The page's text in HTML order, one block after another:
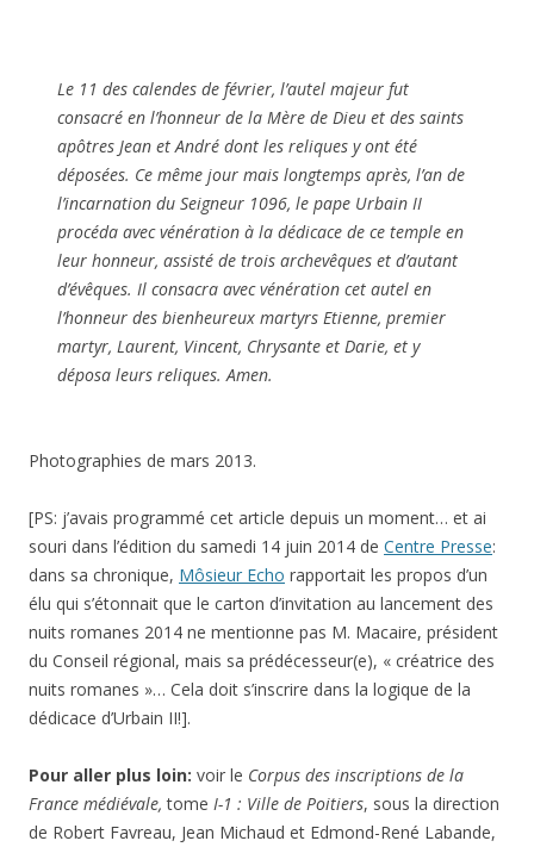
Le 11 des calendes de février, l’autel majeur fut
consacré en l’honneur de la Mère de Dieu et des saints
apôtres Jean et André dont les reliques y ont été
déposées. Ce même jour mais longtemps après, l’an de
l’incarnation du Seigneur 1096, le pape Urbain II
procéda avec vénération à la dédicace de ce temple en
leur honneur, assisté de trois archevêques et d’autant
d’évêques. Il consacra avec vénération cet autel en
l’honneur des bienheureux martyrs Etienne, premier
martyr, Laurent, Vincent, Chrysante et Darie, et y
déposa leurs reliques. Amen.
Photographies de mars 2013.
[PS: j’avais programmé cet article depuis un moment… et ai
souri dans l’édition du samedi 14 juin 2014 de Centre Presse:
dans sa chronique, Môsieur Echo rapportait les propos d’un
élu qui s’étonnait que le carton d’invitation au lancement des
nuits romanes 2014 ne mentionne pas M. Macaire, président
du Conseil régional, mais sa prédécesseur(e), « créatrice des
nuits romanes »… Cela doit s’inscrire dans la logique de la
dédicace d’Urbain II!].
Pour aller plus loin: voir le Corpus des inscriptions de la
France médiévale, tome I-1 : Ville de Poitiers, sous la direction
de Robert Favreau, Jean Michaud et Edmond-René Labande,